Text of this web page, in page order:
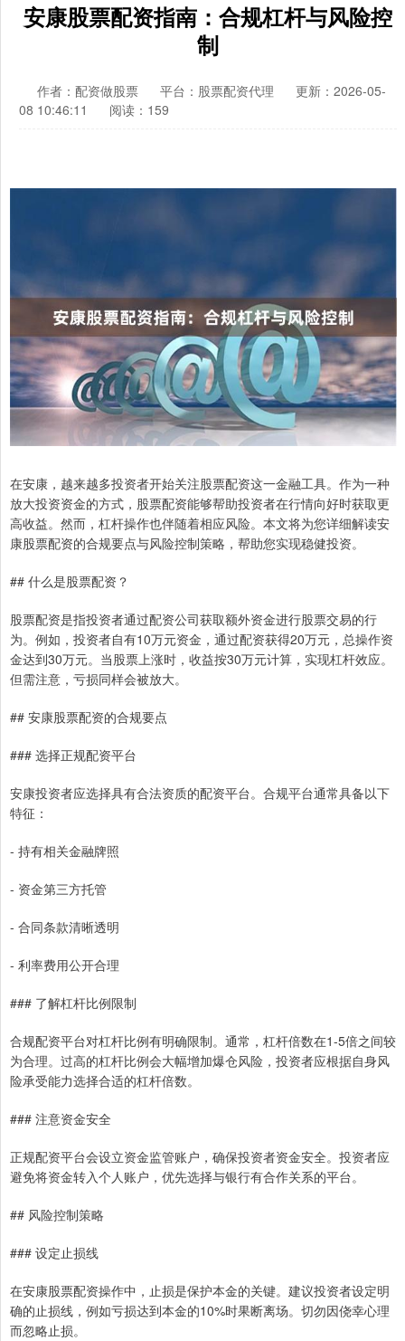
安康股票配资指南：合规杠杆与风险控
制
作者：配资做股票 平台：股票配资代理
更新：2026-05-
08 10:46:11
阅读：159
在安康，越来越多投资者开始关注股票配资这一金融工具。作为一种
放大投资资金的方式，股票配资能够帮助投资者在行情向好时获取更
高收益。然而，杠杆操作也伴随着相应风险。本文将为您详细解读安
康股票配资的合规要点与风险控制策略，帮助您实现稳健投资。
## 什么是股票配资？
股票配资是指投资者通过配资公司获取额外资金进行股票交易的行
为。例如，投资者自有10万元资金，通过配资获得20万元，总操作资
金达到30万元。当股票上涨时，收益按30万元计算，实现杠杆效应。
但需注意，亏损同样会被放大。
## 安康股票配资的合规要点
### 选择正规配资平台
安康投资者应选择具有合法资质的配资平台。合规平台通常具备以下
特征：
- 持有相关金融牌照
- 资金第三方托管
- 合同条款清晰透明
- 利率费用公开合理
### 了解杠杆比例限制
合规配资平台对杠杆比例有明确限制。通常，杠杆倍数在1-5倍之间较
为合理。过高的杠杆比例会大幅增加爆仓风险，投资者应根据自身风
险承受能力选择合适的杠杆倍数。
### 注意资金安全
正规配资平台会设立资金监管账户，确保投资者资金安全。投资者应
避免将资金转入个人账户，优先选择与银行有合作关系的平台。
## 风险控制策略
### 设定止损线
在安康股票配资操作中，止损是保护本金的关键。建议投资者设定明
确的止损线，例如亏损达到本金的10%时果断离场。切勿因侥幸心理
而忽略止损。